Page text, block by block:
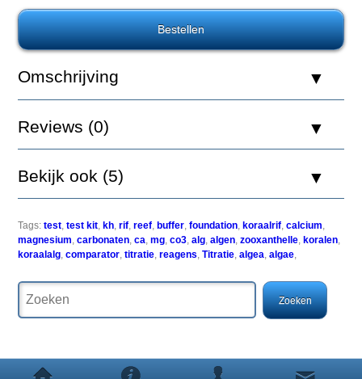
Foundation
C
500ml
Sea's
Foundation
is
jarenlange
ervaring
in
ontwikkelen
van
Omschrijving
Reviews (0)
Bekijk ook (5)
Tags: test,test kit, kh,rif,reef, buffer,foundation, koraalrif,calcium,
magnesium,carbonaten,ca,mg,co3,alg,algen,zooxanthelle, koralen,
koraalalg,comparator,titratie,reagens,Titratie,algea,algae,